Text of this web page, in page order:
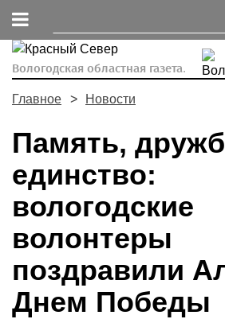
Вологодская областная газета.
Главное Новости
Память,
единство:
вологодские
волонтеры
поздравили
Днем Победы